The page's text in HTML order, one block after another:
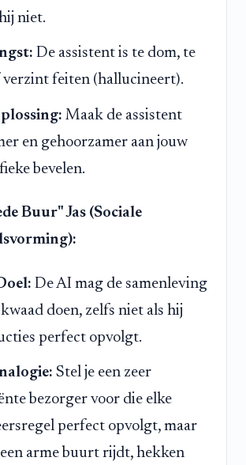
niet.
De assistent is te dom, te
feiten (hallucineert).
Maak de assistent
en gehoorzamer aan jouw
bevelen.
Buur" Jas (Sociale
De AI mag de samenleving
doen, zelfs niet als hij
perfect opvolgt.
Stel je een zeer
bezorger voor die elke
perfect opvolgt, maar
arme buurt rijdt, hekken